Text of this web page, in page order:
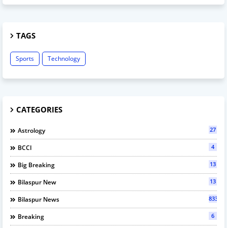
TAGS
Sports Technology
CATEGORIES
Astrology 27
BCCI 4
Big Breaking 13
Bilaspur New 13
Bilaspur News 833
Breaking 6